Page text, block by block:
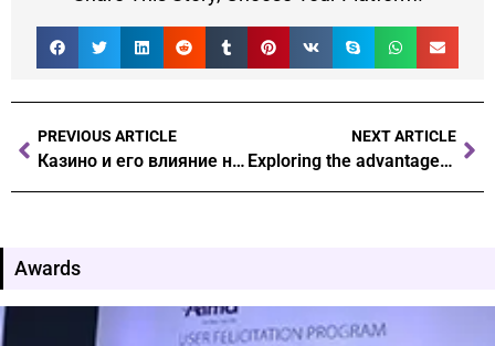
PREVIOUS ARTICLE
Казино и его влияние на культуру как азартные игры формируют общественное сознание pinco casino
NEXT ARTICLE
Exploring the advantages of online casinos over traditional gaming venues
Awards